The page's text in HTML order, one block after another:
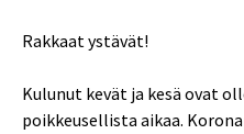
Rakkaat ystävät!
Kulunut kevät ja kesä ovat
poikkeusellista aikaa.